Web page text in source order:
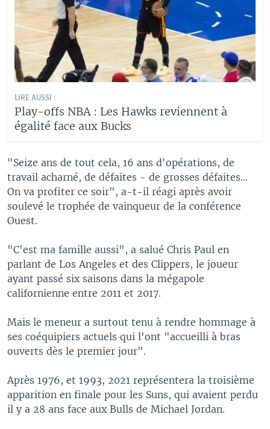
LIRE AUSSI :
Play-offs NBA : Les Hawks reviennent à
égalité face aux Bucks
"Seize ans de tout cela, 16 ans d'opérations, de
travail acharné, de défaites - de grosses défaites...
On va profiter ce soir", a-t-il réagi après avoir
soulevé le trophée de vainqueur de la conférence
Ouest.
"C'est ma famille aussi", a salué Chris Paul en
parlant de Los Angeles et des Clippers, le joueur
ayant passé six saisons dans la mégapole
californienne entre 2011 et 2017.
Mais le meneur a surtout tenu à rendre hommage à
ses coéquipiers actuels qui l'ont "accueilli à bras
ouverts dès le premier jour".
Après 1976, et 1993, 2021 représentera la troisième
apparition en finale pour les Suns, qui avaient perdu
il y a 28 ans face aux Bulls de Michael Jordan.